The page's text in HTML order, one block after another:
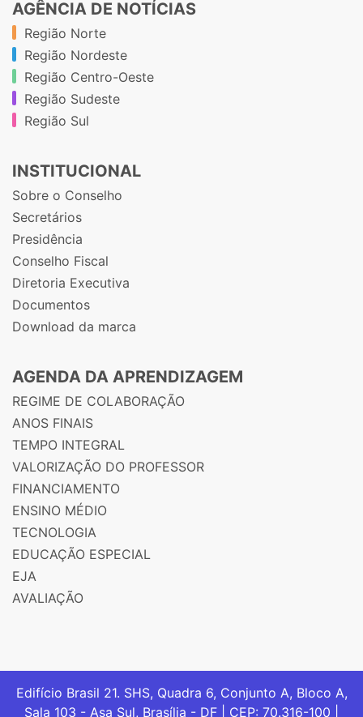
AGÊNCIA DE NOTÍCIAS
Região Norte
Região Nordeste
Região Centro-Oeste
Região Sudeste
Região Sul
INSTITUCIONAL
Sobre o Conselho
Secretários
Presidência
Conselho Fiscal
Diretoria Executiva
Documentos
Download da marca
AGENDA DA APRENDIZAGEM
REGIME DE COLABORAÇÃO
ANOS FINAIS
TEMPO INTEGRAL
VALORIZAÇÃO DO PROFESSOR
FINANCIAMENTO
ENSINO MÉDIO
TECNOLOGIA
EDUCAÇÃO ESPECIAL
EJA
AVALIAÇÃO
Edifício Brasil 21. SHS, Quadra 6, Conjunto A, Bloco A,
Sala 103 - Asa Sul, Brasília - DF | CEP: 70.316-100 |